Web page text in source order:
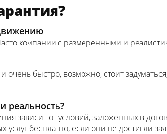
компании с размеренными и
быстро, возможно, стоит
реальность?
зависит от условий, заложенных в
бесплатно, если они не достигли